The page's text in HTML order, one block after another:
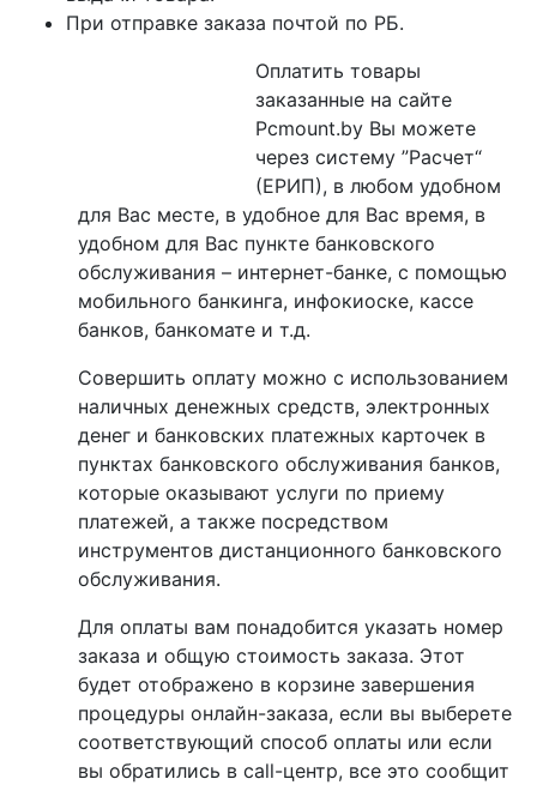
При отправке заказа почтой по РБ.
Оплатить товары
заказанные на сайте
Pcmount.by Вы можете
через систему ”Расчет“
(ЕРИП), в любом удобном
для Вас месте, в удобное для Вас время, в
удобном для Вас пункте банковского
обслуживания – интернет-банке, с помощью
мобильного банкинга, инфокиоске, кассе
банков, банкомате и т.д.
Совершить оплату можно с использованием
наличных денежных средств, электронных
денег и банковских платежных карточек в
пунктах банковского обслуживания банков,
которые оказывают услуги по приему
платежей, а также посредством
инструментов дистанционного банковского
обслуживания.
Для оплаты вам понадобится указать номер
заказа и общую стоимость заказа. Этот
будет отображено в корзине завершения
процедуры онлайн-заказа, если вы выберете
соответствующий способ оплаты или если
вы обратились в call-центр, все это сообщит